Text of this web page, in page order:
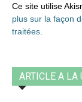
Ce site utilise
plus sur la façon
traitées
ARTICLE A LA